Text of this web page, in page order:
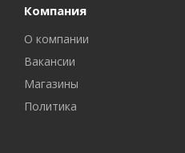
Компания
О компании
Вакансии
Магазины
Политика